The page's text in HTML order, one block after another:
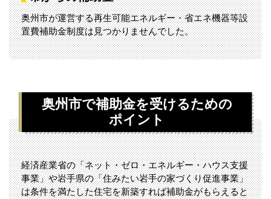
奥州市が運営する再生可能エネルギー・省エネ機器等設
置費補助金制度は見つかりませんでした。
奥州市で補助金を受けるための
ポイント
経済産業省の「ネット・ゼロ・エネルギー・ハウス支援
事業」や岩手県の「住みたい岩手の家づくり促進事業」
は条件を満たした住宅を新築すれば補助金がもらえると